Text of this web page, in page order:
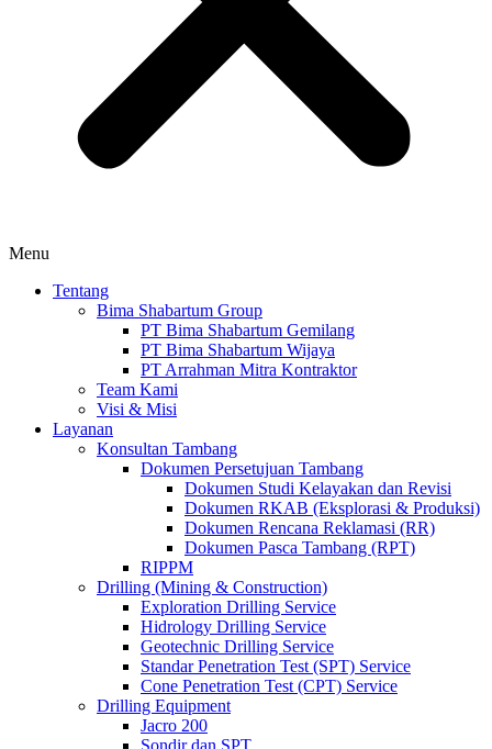
Menu
Tentang
Bima Shabartum Group
PT Bima Shabartum Gemilang
PT Bima Shabartum Wijaya
PT Arrahman Mitra Kontraktor
Team Kami
Visi & Misi
Layanan
Konsultan Tambang
Dokumen Persetujuan Tambang
Dokumen Studi Kelayakan dan Revisi
Dokumen RKAB (Eksplorasi & Produksi)
Dokumen Rencana Reklamasi (RR)
Dokumen Pasca Tambang (RPT)
RIPPM
Drilling (Mining & Construction)
Exploration Drilling Service
Hidrology Drilling Service
Geotechnic Drilling Service
Standar Penetration Test (SPT) Service
Cone Penetration Test (CPT) Service
Drilling Equipment
Jacro 200
Sondir dan SPT